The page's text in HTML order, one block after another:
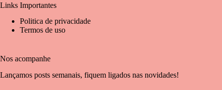
Links Importantes
Politica de privacidade
Termos de uso
Nos acompanhe
Lançamos posts semanais, fiquem ligados nas novidades!